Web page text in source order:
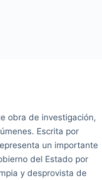
obra de investigación,
Escrita por
un importante
del Estado por
y desprovista de